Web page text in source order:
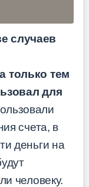
случаев
только тем
для
счета, в
деньги на
человеку.